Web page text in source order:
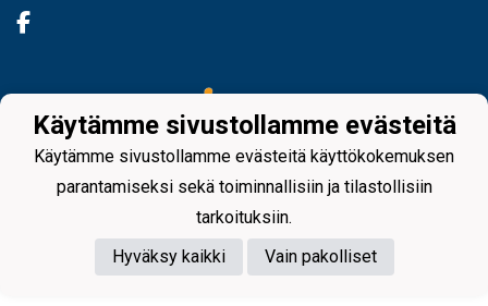
Käytämme sivustollamme evästeitä
Käytämme sivustollamme evästeitä käyttökokemuksen
parantamiseksi sekä toiminnallisiin ja tilastollisiin
tarkoituksiin.
Hyväksy kaikki
Vain pakolliset